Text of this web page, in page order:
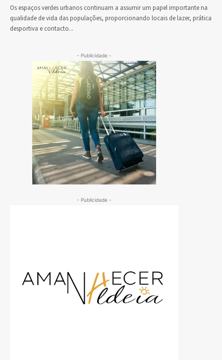
Os espaços verdes urbanos continuam a assumir um papel importante na
qualidade de vida das populações, proporcionando locais de lazer, prática
desportiva e contacto...
- Publicidade -
- Publicidade -